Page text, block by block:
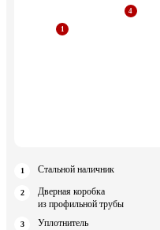
Стальной наличник
Дверная коробка
из профильной трубы
Уплотнитель